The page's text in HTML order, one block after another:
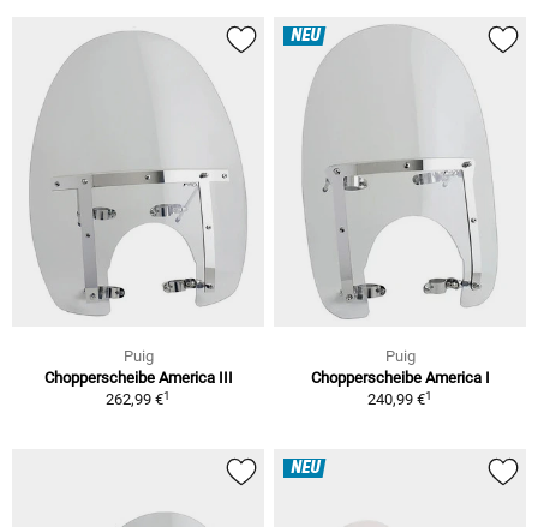
Puig
Chopperscheibe America III
262,99 €1
NEU
Puig
Chopperscheibe America I
240,99 €1
NEU